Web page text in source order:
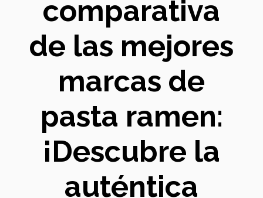
comparativa
de las mejores
marcas de
pasta ramen:
¡Descubre la
auténtica